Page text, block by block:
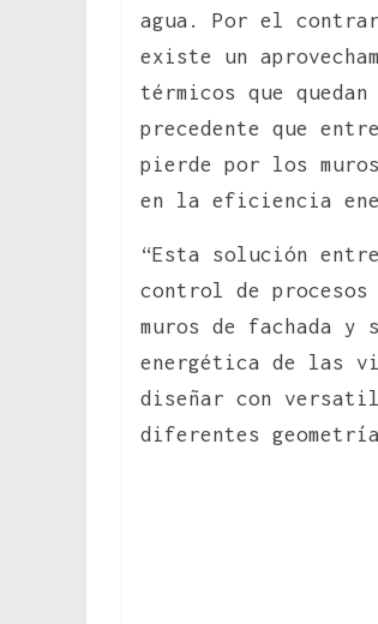
agua. Por el
existe un
térmicos que
precedente que
pierde por los
en la eficiencia
“Esta solución
control de
muros de fachada
energética de las
diseñar con
diferentes